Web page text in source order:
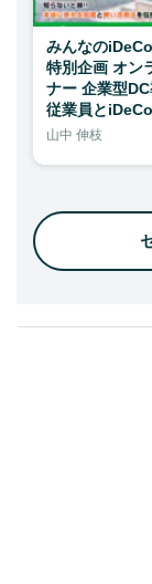
みんなの
特別企画 オン
ナー 企業型
従業員とiDeCo
山中 伸枝